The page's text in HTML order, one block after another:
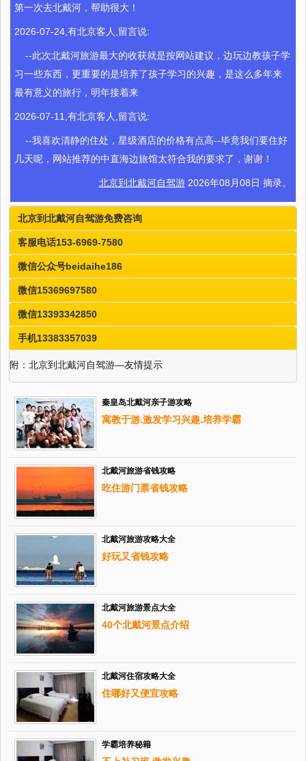
第一次去北戴河，帮助很大！
2026-07-24,有北京客人,留言说:
--此次北戴河旅游最大的收获就是按网站建议，边玩边教孩子学
习一些东西，更重要的是培养了孩子学习的兴趣，是这么多年来
最有意义的旅行，明年接着来
2026-07-11,有北京客人,留言说:
--我喜欢清静的住处，星级酒店的价格有点高--毕竟我们要住好
几天呢，网站推荐的中直海边旅馆太符合我的要求了，谢谢！
北京到北戴河自驾游2026年08月08日 摘录。
北京到北戴河自驾游免费咨询
客服电话153-6969-7580
微信公众号beidaihe186
微信15369697580
微信13393342850
手机13383357039
附：北京到北戴河自驾游—友情提示
秦皇岛北戴河亲子游攻略
寓教于游.激发学习兴趣.培养学霸
北戴河旅游省钱攻略
吃住游门票省钱攻略
北戴河旅游攻略大全
好玩又省钱攻略
北戴河旅游景点大全
40个北戴河景点介绍
北戴河住宿攻略大全
住哪好又便宜攻略
学霸培养秘籍